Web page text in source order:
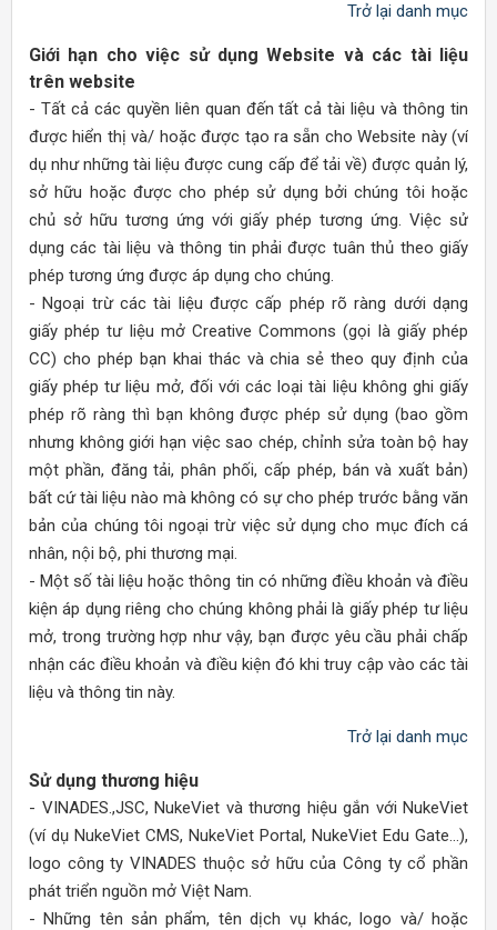
Trở lại danh mục
Giới hạn cho việc sử dụng Website và các tài liệu
trên website
- Tất cả các quyền liên quan đến tất cả tài liệu và thông tin
được hiển thị và/ hoặc được tạo ra sẵn cho Website này (ví
dụ như những tài liệu được cung cấp để tải về) được quản lý,
sở hữu hoặc được cho phép sử dụng bởi chúng tôi hoặc
chủ sở hữu tương ứng với giấy phép tương ứng. Việc sử
dụng các tài liệu và thông tin phải được tuân thủ theo giấy
phép tương ứng được áp dụng cho chúng.
- Ngoại trừ các tài liệu được cấp phép rõ ràng dưới dạng
giấy phép tư liệu mở Creative Commons (gọi là giấy phép
CC) cho phép bạn khai thác và chia sẻ theo quy định của
giấy phép tư liệu mở, đối với các loại tài liệu không ghi giấy
phép rõ ràng thì bạn không được phép sử dụng (bao gồm
nhưng không giới hạn việc sao chép, chỉnh sửa toàn bộ hay
một phần, đăng tải, phân phối, cấp phép, bán và xuất bản)
bất cứ tài liệu nào mà không có sự cho phép trước bằng văn
bản của chúng tôi ngoại trừ việc sử dụng cho mục đích cá
nhân, nội bộ, phi thương mại.
- Một số tài liệu hoặc thông tin có những điều khoản và điều
kiện áp dụng riêng cho chúng không phải là giấy phép tư liệu
mở, trong trường hợp như vậy, bạn được yêu cầu phải chấp
nhận các điều khoản và điều kiện đó khi truy cập vào các tài
liệu và thông tin này.
Trở lại danh mục
Sử dụng thương hiệu
- VINADES.,JSC, NukeViet và thương hiệu gắn với NukeViet
(ví dụ NukeViet CMS, NukeViet Portal, NukeViet Edu Gate...),
logo công ty VINADES thuộc sở hữu của Công ty cổ phần
phát triển nguồn mở Việt Nam.
- Những tên sản phẩm, tên dịch vụ khác, logo và/ hoặc